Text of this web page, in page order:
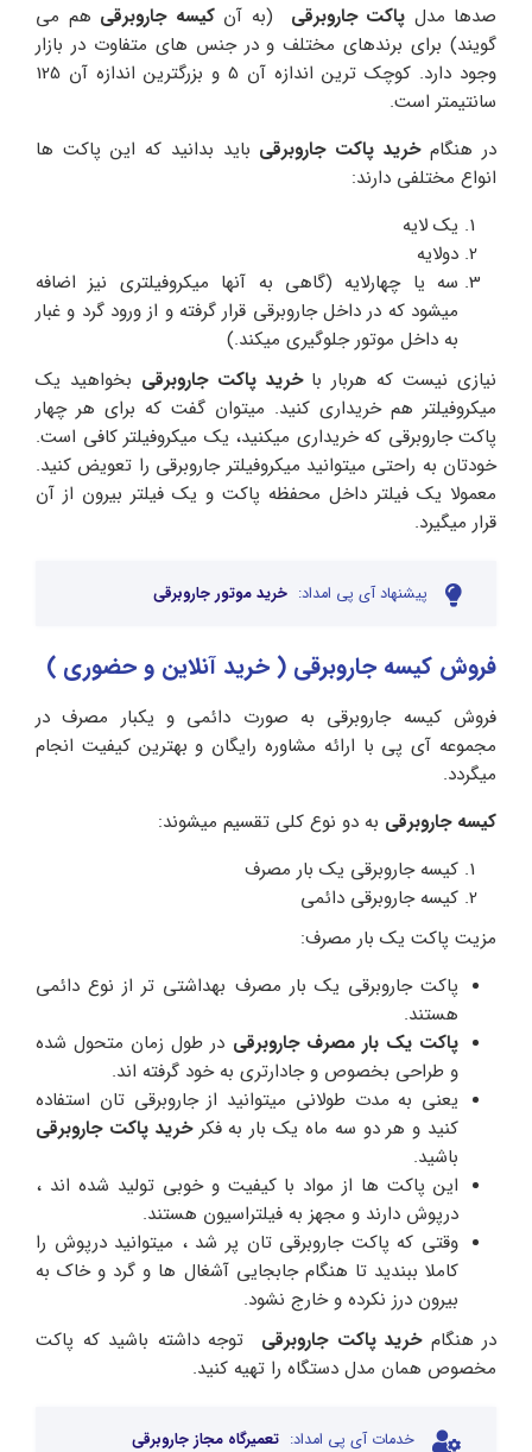
صدها مدل پاکت جاروبرقی (به آنکیسه جاروبرقی هم می
گویند) برای برندهای مختلف و در جنس های متفاوت در بازار
وجود دارد. کوچک ترین اندازه آن 5 و بزرگترین اندازه آن 125
سانتیمتر است.
در هنگامخرید پاکت جاروبرقی باید بدانید که این پاکت ها
انواع مختلفی دارند:
یک لایه
دولایه
سه یا چهارلایه (گاهی به آنها میکروفیلتری نیز اضافه
میشود که در داخل جاروبرقی قرار گرفته و از ورود گرد و غبار
به داخل موتور جلوگیری میکند.)
نیازی نیست که هربار باخرید پاکت جاروبرقی بخواهید یک
میکروفیلتر هم خریداری کنید. میتوان گفت که برای هر چهار
پاکت جاروبرقی که خریداری میکنید، یک میکروفیلتر کافی است.
خودتان به راحتی میتوانید میکروفیلتر جاروبرقی را تعویض کنید.
معمولا یک فیلتر داخل محفظه پاکت و یک فیلتر بیرون از آن
قرار میگیرد.
پیشنهاد آی پی امداد: خرید موتور جاروبرقی
فروش کیسه جاروبرقی ( خرید آنلاین و حضوری )
فروش کیسه جاروبرقی به صورت دائمی و یکبار مصرف در
مجموعه آی پی با ارائه مشاوره رایگان و بهترین کیفیت انجام
میگردد.
کیسه جاروبرقی به دو نوع کلی تقسیم میشوند:
کیسه جاروبرقی یک بار مصرف
کیسه جاروبرقی دائمی
مزیت پاکت یک بار مصرف:
پاکت جاروبرقی یک بار مصرف بهداشتی تر از نوع دائمی
هستند.
پاکت یک بار مصرف جاروبرقی در طول زمان متحول شده
و طراحی بخصوص و جادارتری به خود گرفته اند.
یعنی به مدت طولانی میتوانید از جاروبرقی تان استفاده
کنید و هر دو سه ماه یک بار به فکرخرید پاکت جاروبرقی
باشید.
این پاکت ها از مواد با کیفیت و خوبی تولید شده اند ،
درپوش دارند و مجهز به فیلتراسیون هستند.
وقتی که پاکت جاروبرقی تان پر شد ، میتوانید درپوش را
کاملا ببندید تا هنگام جابجایی آشغال ها و گرد و خاک به
بیرون درز نکرده و خارج نشود.
در هنگامخرید پاکت جاروبرقی توجه داشته باشید که پاکت
مخصوص همان مدل دستگاه را تهیه کنید.
خدمات آی پی امداد: تعمیرگاه مجاز جاروبرقی